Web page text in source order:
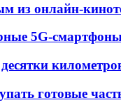
из онлайн-
5G-
готовые